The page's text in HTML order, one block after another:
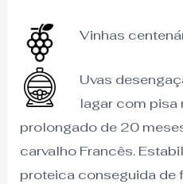
Vinhas
Uvas
lagar com pisa
prolongado de 20
carvalho Francês.
proteica conseguida de